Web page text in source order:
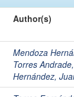
Author(s)
Mendoza
Torres
Hernández,